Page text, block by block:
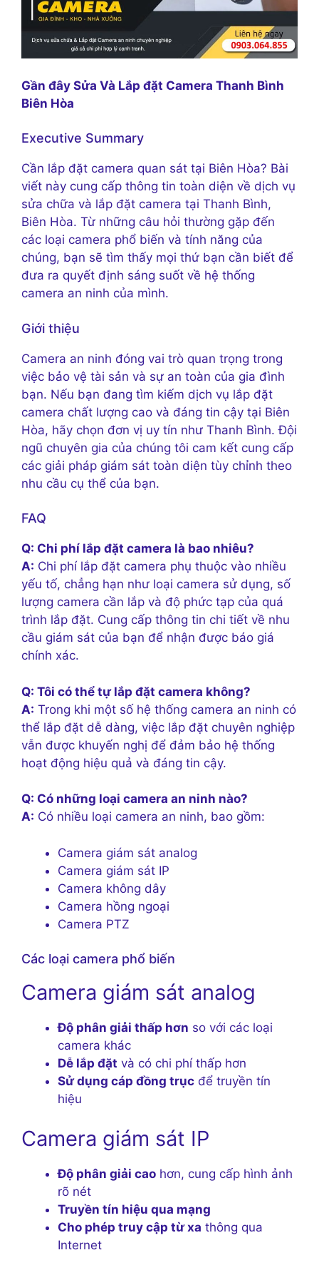
Gần đây Sửa Và Lắp đặt Camera Thanh Bình
Biên Hòa
Executive Summary
Cần lắp đặt camera quan sát tại Biên Hòa? Bài
viết này cung cấp thông tin toàn diện về dịch vụ
sửa chữa và lắp đặt camera tại Thanh Bình,
Biên Hòa. Từ những câu hỏi thường gặp đến
các loại camera phổ biến và tính năng của
chúng, bạn sẽ tìm thấy mọi thứ bạn cần biết để
đưa ra quyết định sáng suốt về hệ thống
camera an ninh của mình.
Giới thiệu
Camera an ninh đóng vai trò quan trọng trong
việc bảo vệ tài sản và sự an toàn của gia đình
bạn. Nếu bạn đang tìm kiếm dịch vụ lắp đặt
camera chất lượng cao và đáng tin cậy tại Biên
Hòa, hãy chọn đơn vị uy tín như Thanh Bình. Đội
ngũ chuyên gia của chúng tôi cam kết cung cấp
các giải pháp giám sát toàn diện tùy chỉnh theo
nhu cầu cụ thể của bạn.
FAQ
Q: Chi phí lắp đặt camera là bao nhiêu?
A: Chi phí lắp đặt camera phụ thuộc vào nhiều
yếu tố, chẳng hạn như loại camera sử dụng, số
lượng camera cần lắp và độ phức tạp của quá
trình lắp đặt. Cung cấp thông tin chi tiết về nhu
cầu giám sát của bạn để nhận được báo giá
chính xác.
Q: Tôi có thể tự lắp đặt camera không?
A: Trong khi một số hệ thống camera an ninh có
thể lắp đặt dễ dàng, việc lắp đặt chuyên nghiệp
vẫn được khuyến nghị để đảm bảo hệ thống
hoạt động hiệu quả và đáng tin cậy.
Q: Có những loại camera an ninh nào?
A: Có nhiều loại camera an ninh, bao gồm:
Camera giám sát analog
Camera giám sát IP
Camera không dây
Camera hồng ngoại
Camera PTZ
Các loại camera phổ biến
Camera giám sát analog
Độ phân giải thấp hơn so với các loại
camera khác
Dễ lắp đặt và có chi phí thấp hơn
Sử dụng cáp đồng trục để truyền tín
hiệu
Camera giám sát IP
Độ phân giải cao hơn, cung cấp hình ảnh
rõ nét
Truyền tín hiệu qua mạng
Cho phép truy cập từ xa thông qua
Internet